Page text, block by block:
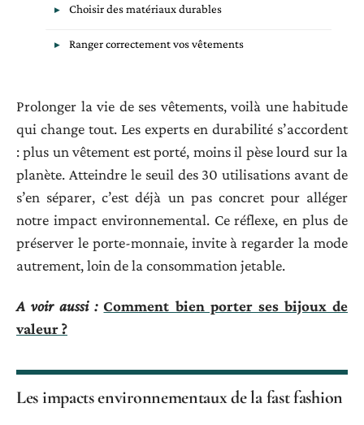
Choisir des matériaux durables
Ranger correctement vos vêtements
Prolonger la vie de ses vêtements, voilà une habitude
qui change tout. Les experts en durabilité s’accordent
: plus un vêtement est porté, moins il pèse lourd sur la
planète. Atteindre le seuil des 30 utilisations avant de
s’en séparer, c’est déjà un pas concret pour alléger
notre impact environnemental. Ce réflexe, en plus de
préserver le porte-monnaie, invite à regarder la mode
autrement, loin de la consommation jetable.
A voir aussi : Comment bien porter ses bijoux de
valeur ?
Les impacts environnementaux de la fast fashion